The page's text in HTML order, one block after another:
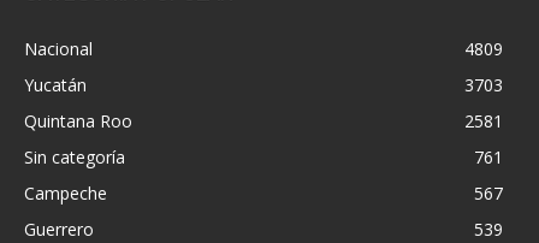
Nacional
4809
Yucatán
3703
Quintana Roo
2581
Sin categoría
761
Campeche
567
Guerrero
539